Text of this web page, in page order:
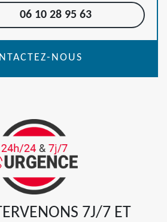
06 10 28 95 63
NOUS
7J/7 ET